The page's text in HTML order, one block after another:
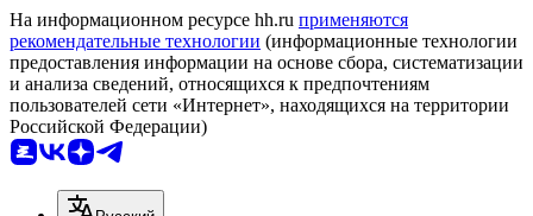
На информационном ресурсе hh.ru применяются
рекомендательные технологии (информационные технологии
предоставления информации на основе сбора, систематизации
и анализа сведений, относящихся к предпочтениям
пользователей сети «Интернет», находящихся на территории
Российской Федерации)